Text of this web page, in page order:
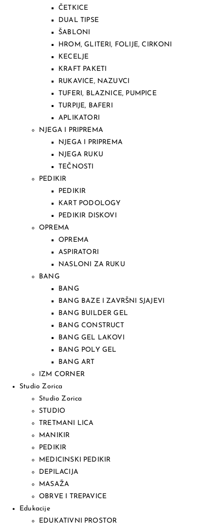
ČETKICE
DUAL TIPSE
ŠABLONI
HROM, GLITERI, FOLIJE, CIRKONI
KECELJE
KRAFT PAKETI
RUKAVICE, NAZUVCI
TUFERI, BLAZNICE, PUMPICE
TURPIJE, BAFERI
APLIKATORI
NJEGA I PRIPREMA
NJEGA I PRIPREMA
NJEGA RUKU
TEČNOSTI
PEDIKIR
PEDIKIR
KART PODOLOGY
PEDIKIR DISKOVI
OPREMA
OPREMA
ASPIRATORI
NASLONI ZA RUKU
BANG
BANG
BANG BAZE I ZAVRŠNI SJAJEVI
BANG BUILDER GEL
BANG CONSTRUCT
BANG GEL LAKOVI
BANG POLY GEL
BANG ART
IZM CORNER
Studio Zorica
Studio Zorica
STUDIO
TRETMANI LICA
MANIKIR
PEDIKIR
MEDICINSKI PEDIKIR
DEPILACIJA
MASAŽA
OBRVE I TREPAVICE
Edukacije
EDUKATIVNI PROSTOR